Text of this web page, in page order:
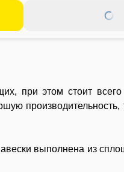
при этом стоит
производительность,
выполнена из